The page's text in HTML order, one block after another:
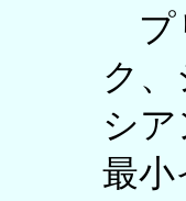
プ
ク
シ
最小